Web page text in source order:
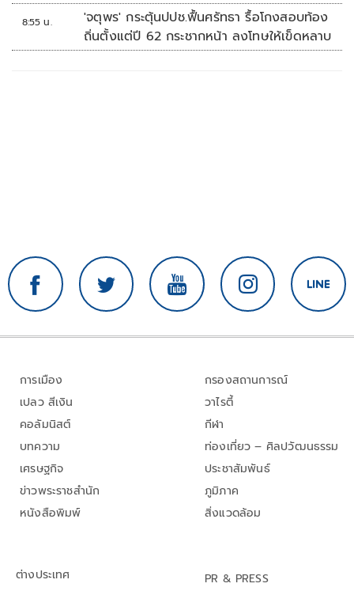
8:55 น.
'จตุพร' กระตุ้นปปช.ฟื้นศรัทธา รื้อโกงสอบท้อง
ถิ่นตั้งแต่ปี 62 กระชากหน้า ลงโทษให้เข็ดหลาบ
การเมือง
เปลว สีเงิน
คอลัมนิสต์
บทความ
เศรษฐกิจ
ข่าวพระราชสำนัก
หนังสือพิมพ์
กรองสถานการณ์
วาไรตี้
กีฬา
ท่องเที่ยว – ศิลปวัฒนธรรม
ประชาสัมพันธ์
ภูมิภาค
สิ่งแวดล้อม
ต่างประเทศ
PR & PRESS